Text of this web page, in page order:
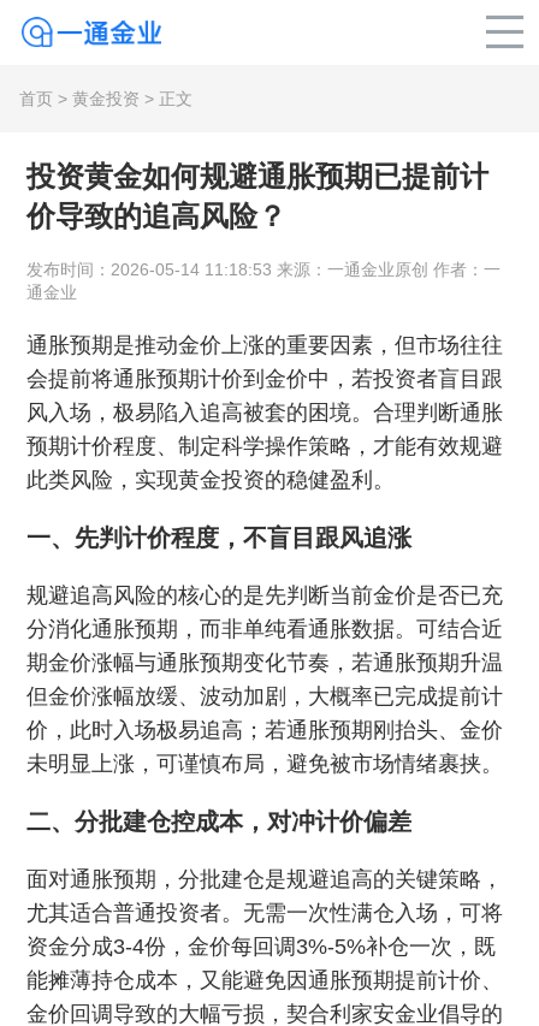
首页 > 黄金投资 > 正文
投资黄金如何规避通胀预期已提前计
价导致的追高风险？
发布时间：2026-05-14 11:18:53 来源：一通金业原创 作者：一
通金业
通胀预期是推动金价上涨的重要因素，但市场往往
会提前将通胀预期计价到金价中，若投资者盲目跟
风入场，极易陷入追高被套的困境。合理判断通胀
预期计价程度、制定科学操作策略，才能有效规避
此类风险，实现黄金投资的稳健盈利。
一、先判计价程度，不盲目跟风追涨
规避追高风险的核心的是先判断当前金价是否已充
分消化通胀预期，而非单纯看通胀数据。可结合近
期金价涨幅与通胀预期变化节奏，若通胀预期升温
但金价涨幅放缓、波动加剧，大概率已完成提前计
价，此时入场极易追高；若通胀预期刚抬头、金价
未明显上涨，可谨慎布局，避免被市场情绪裹挟。
二、分批建仓控成本，对冲计价偏差
面对通胀预期，分批建仓是规避追高的关键策略，
尤其适合普通投资者。无需一次性满仓入场，可将
资金分成3-4份，金价每回调3%-5%补仓一次，既
能摊薄持仓成本，又能避免因通胀预期提前计价、
金价回调导致的大幅亏损，契合利家安金业倡导的